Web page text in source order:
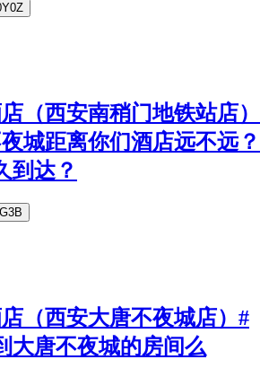
（西安南稍门地铁站店）
城距离你们酒店远不远？
到达？
（西安大唐不夜城店）#
大唐不夜城的房间么